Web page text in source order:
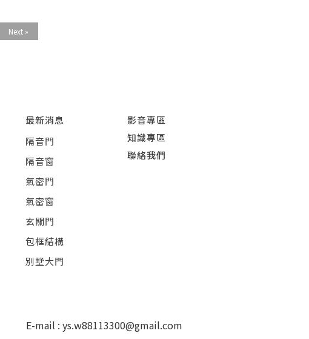
Next »
最新消息
隔音門
隔音窗
氣密門
氣密窗
玄關門
包框結構
別墅大門
影音專區
知識專區
聯絡我們
E-mail : ys.w88113300@gmail.com